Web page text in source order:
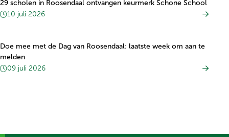
29 scholen in Roosendaal ontvangen keurmerk Schone School
10 juli 2026
Doe mee met de Dag van Roosendaal: laatste week om aan te
melden
09 juli 2026